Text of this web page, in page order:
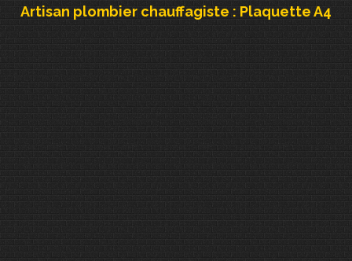
Artisan plombier chauffagiste : Plaquette A4